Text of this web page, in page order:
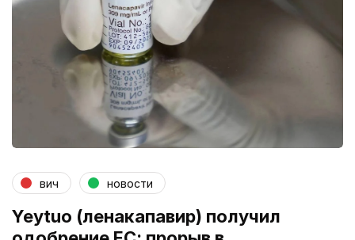
вич новости
Yeytuo (ленакапавир) получил